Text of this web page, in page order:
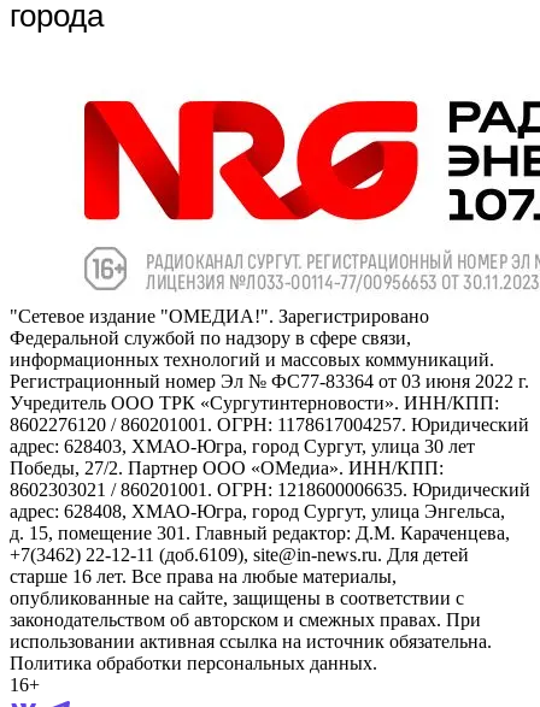
города
"Сетевое издание "ОМЕДИА!". Зарегистрировано
Федеральной службой по надзору в сфере связи,
информационных технологий и массовых коммуникаций.
Регистрационный номер Эл № ФС77-83364 от 03 июня 2022 г.
Учредитель ООО ТРК «Сургутинтерновости». ИНН/КПП:
8602276120 / 860201001. ОГРН: 1178617004257. Юридический
адрес: 628403, ХМАО-Югра, город Сургут, улица 30 лет
Победы, 27/2. Партнер ООО «ОМедиа». ИНН/КПП:
8602303021 / 860201001. ОГРН: 1218600006635. Юридический
адрес: 628408, ХМАО-Югра, город Сургут, улица Энгельса,
д. 15, помещение 301. Главный редактор: Д.М. Караченцева,
+7(3462) 22-12-11 (доб.6109), site@in-news.ru. Для детей
старше 16 лет. Все права на любые материалы,
опубликованные на сайте, защищены в соответствии с
законодательством об авторском и смежных правах. При
использовании активная ссылка на источник обязательна.
Политика обработки персональных данных.
16+